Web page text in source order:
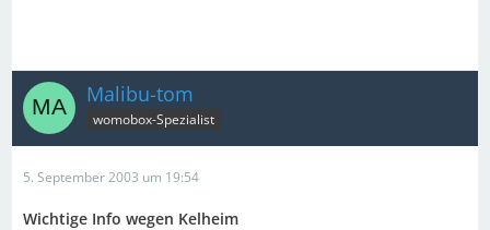
Malibu-tom
womobox-Spezialist
5. September 2003 um 19:54
Wichtige Info wegen Kelheim